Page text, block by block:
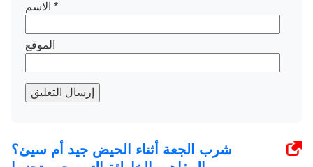
*
الموقع
إرسال التعليق
شرب الجعة أثناء الحيض جيد أم سيئ؟